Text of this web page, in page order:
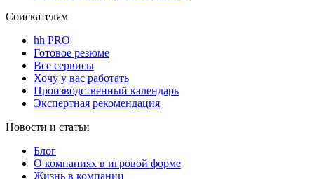
Соискателям
hh PRO
Готовое резюме
Все сервисы
Хочу у вас работать
Производственный календарь
Экспертная рекомендация
Новости и статьи
Блог
О компаниях в игровой форме
Жизнь в компании